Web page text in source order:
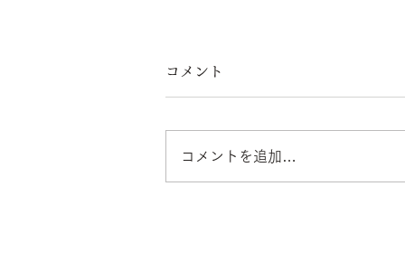
コメント
コメントを追加…